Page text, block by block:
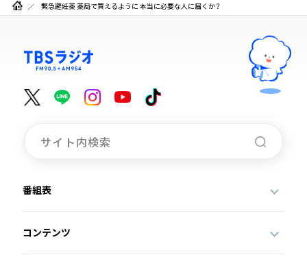
緊急避妊薬 薬局で買えるように 本当に必要な人に届くか？
番組表
コンテンツ